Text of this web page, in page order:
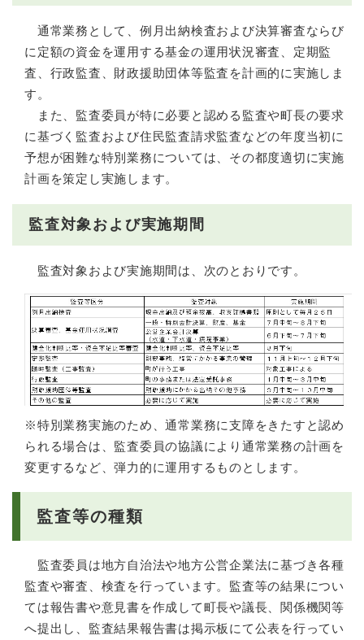
通常業務として、例月出納検査および決算審査ならび
に定額の資金を運用する基金の運用状況審査、定期監
査、行政監査、財政援助団体等監査を計画的に実施しま
す。
また、監査委員が特に必要と認める監査や町長の要求
に基づく監査および住民監査請求監査などの年度当初に
予想が困難な特別業務については、その都度適切に実施
計画を策定し実施します。
監査対象および実施期間
監査対象および実施期間は、次のとおりです。
※特別業務実施のため、通常業務に支障をきたすと認め
られる場合は、監査委員の協議により通常業務の計画を
変更するなど、弾力的に運用するものとします。
監査等の種類
監査委員は地方自治法や地方公営企業法に基づき各種
監査や審査、検査を行っています。監査等の結果につい
ては報告書や意見書を作成して町長や議長、関係機関等
へ提出し、監査結果報告書は掲示板にて公表を行ってい